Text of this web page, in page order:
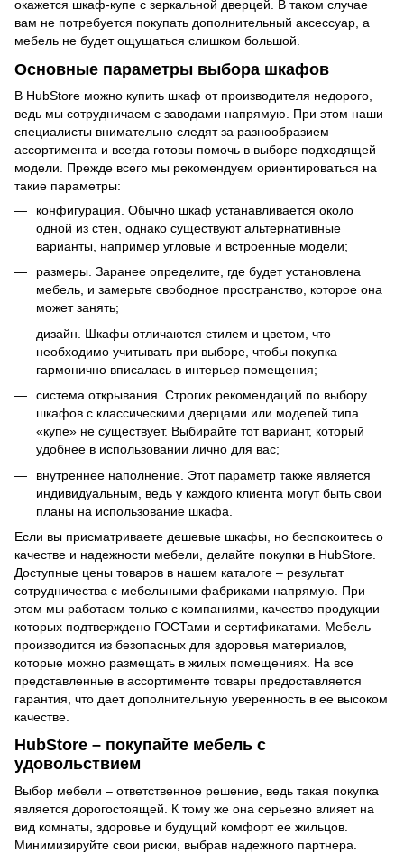
окажется шкаф-купе с зеркальной дверцей. В таком случае
вам не потребуется покупать дополнительный аксессуар, а
мебель не будет ощущаться слишком большой.
Основные параметры выбора шкафов
В HubStore можно купить шкаф от производителя недорого,
ведь мы сотрудничаем с заводами напрямую. При этом наши
специалисты внимательно следят за разнообразием
ассортимента и всегда готовы помочь в выборе подходящей
модели. Прежде всего мы рекомендуем ориентироваться на
такие параметры:
конфигурация. Обычно шкаф устанавливается около
одной из стен, однако существуют альтернативные
варианты, например угловые и встроенные модели;
размеры. Заранее определите, где будет установлена
мебель, и замерьте свободное пространство, которое она
может занять;
дизайн. Шкафы отличаются стилем и цветом, что
необходимо учитывать при выборе, чтобы покупка
гармонично вписалась в интерьер помещения;
система открывания. Строгих рекомендаций по выбору
шкафов с классическими дверцами или моделей типа
«купе» не существует. Выбирайте тот вариант, который
удобнее в использовании лично для вас;
внутреннее наполнение. Этот параметр также является
индивидуальным, ведь у каждого клиента могут быть свои
планы на использование шкафа.
Если вы присматриваете дешевые шкафы, но беспокоитесь о
качестве и надежности мебели, делайте покупки в HubStore.
Доступные цены товаров в нашем каталоге – результат
сотрудничества с мебельными фабриками напрямую. При
этом мы работаем только с компаниями, качество продукции
которых подтверждено ГОСТами и сертификатами. Мебель
производится из безопасных для здоровья материалов,
которые можно размещать в жилых помещениях. На все
представленные в ассортименте товары предоставляется
гарантия, что дает дополнительную уверенность в ее высоком
качестве.
HubStore – покупайте мебель с
удовольствием
Выбор мебели – ответственное решение, ведь такая покупка
является дорогостоящей. К тому же она серьезно влияет на
вид комнаты, здоровье и будущий комфорт ее жильцов.
Минимизируйте свои риски, выбрав надежного партнера.